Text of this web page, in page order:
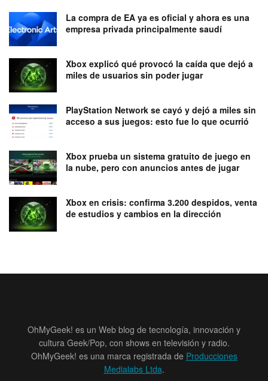
La compra de EA ya es oficial y ahora es una
empresa privada principalmente saudí
Xbox explicó qué provocó la caída que dejó a
miles de usuarios sin poder jugar
PlayStation Network se cayó y dejó a miles sin
acceso a sus juegos: esto fue lo que ocurrió
Xbox prueba un sistema gratuito de juego en
la nube, pero con anuncios antes de jugar
Xbox en crisis: confirma 3.200 despidos, venta
de estudios y cambios en la dirección
OhMyGeek! es un Web blog de tecnología, innovación y
cultura Geek/Pop, con shows en televisión y radio.
OhMyGeek! es una marca registrada de Producciones
Medialabs Ltda.